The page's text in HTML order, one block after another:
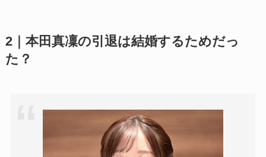
2｜本田真凜の引退は結婚するためだっ
た？